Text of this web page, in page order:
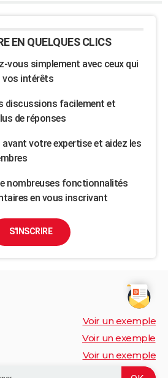
EN QUELQUES CLICS
vous simplement avec ceux qui
intérêts
discussions facilement et
de réponses
votre expertise et aidez les
nombreuses fonctionnalités
en vous inscrivant
S'INSCRIRE
Voir un exemple
Voir un exemple
Voir un exemple